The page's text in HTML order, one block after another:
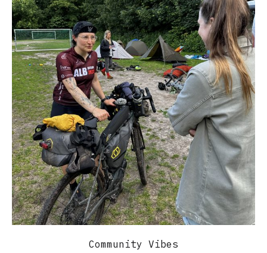
Community Vibes